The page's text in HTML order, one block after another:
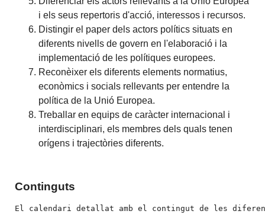
i els seus repertoris d'acció, interessos i recursos.
Distingir el paper dels actors polítics situats en
diferents nivells de govern en l'elaboració i la
implementació de les polítiques europees.
Reconèixer els diferents elements normatius,
econòmics i socials rellevants per entendre la
política de la Unió Europea.
Treballar en equips de caràcter internacional i
interdisciplinari, els membres dels quals tenen
orígens i trajectòries diferents.
Continguts
El calendari detallat amb el contingut de les